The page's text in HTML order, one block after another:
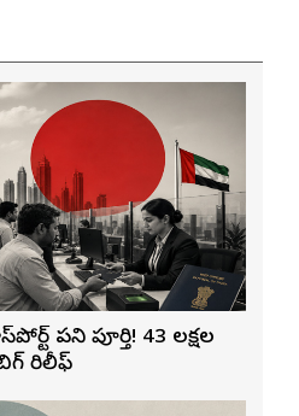
పని పూర్తి! 43 లక్షల
రిలీఫ్